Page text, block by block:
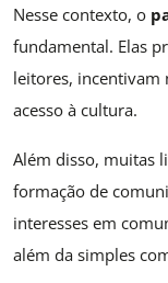
Nesse contexto, o
fundamental. Elas
leitores, incentivam
acesso à cultura.
Além disso, muitas
formação de
interesses em
além da simples